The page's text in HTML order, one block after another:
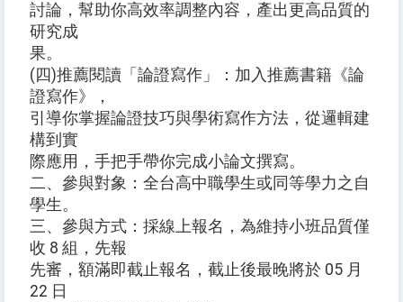
討論，幫助你高效率調整內容，產出更高品質的
研究成
果。
(四)推薦閱讀「論證寫作」：加入推薦書籍《論
證寫作》，
引導你掌握論證技巧與學術寫作方法，從邏輯建
構到實
際應用，手把手帶你完成小論文撰寫。
二、參與對象：全台高中職學生或同等學力之自
學生。
三、參與方式：採線上報名，為維持小班品質僅
收 8 組，先報
先審，額滿即截止報名，截止後最晚將於 05 月
22 日